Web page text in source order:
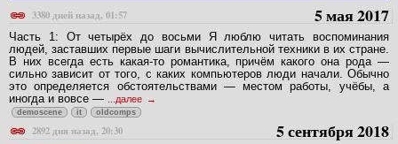
3380 дней назад, 01:57
5 мая 2017
Часть 1: От четырёх до восьми Я люблю читать воспоминания
людей, заставших первые шаги вычислительной техники в их стране.
В них всегда есть какая-то романтика, причём какого она рода —
сильно зависит от того, с каких компьютеров люди начали. Обычно
это определяется обстоятельствами — местом работы, учёбы, а
иногда и вовсе —
...далее
demoscene it oldcomps
2892 дня назад, 20:30 5 сентября 2018